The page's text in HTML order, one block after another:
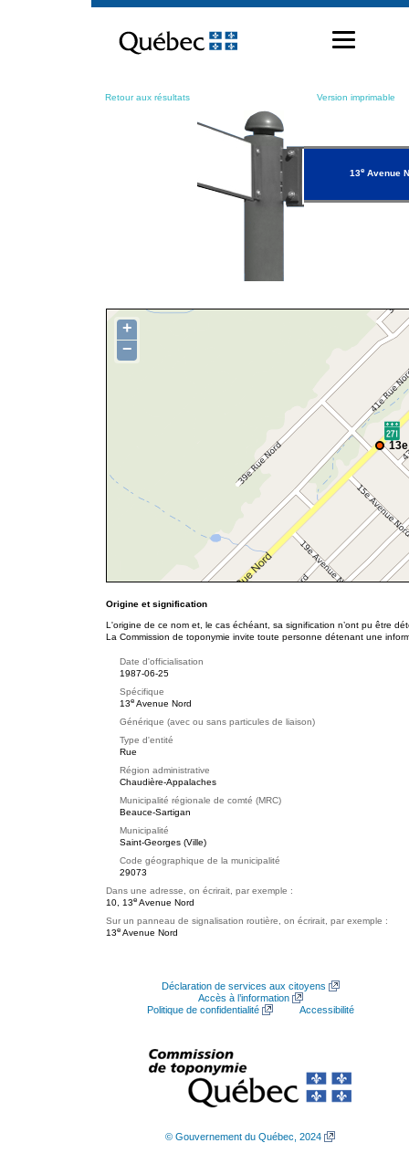
contenu
Retour aux résultats Version imprimable
13eAvenue
+
−
Origine et signification
L'origine de ce nom et, le cas échéant, sa signification n’ont pu être
La Commission de toponymie invite toute personne détenant une
Date d'officialisation
1987-06-25
Spécifique
13e Avenue Nord
Générique (avec ou sans particules de liaison)
Type d'entité
Rue
Région administrative
Chaudière-Appalaches
Municipalité régionale de comté (MRC)
Beauce-Sartigan
Municipalité
Saint-Georges (Ville)
Code géographique de la municipalité
29073
Dans une adresse, on écrirait, par exemple :
10, 13e Avenue Nord
Sur un panneau de signalisation routière, on écrirait, par exemple :
13e Avenue Nord
Déclaration de services aux citoyens
Accès à l’information
Politique de confidentialité
Accessibilité
© Gouvernement du Québec, 2024